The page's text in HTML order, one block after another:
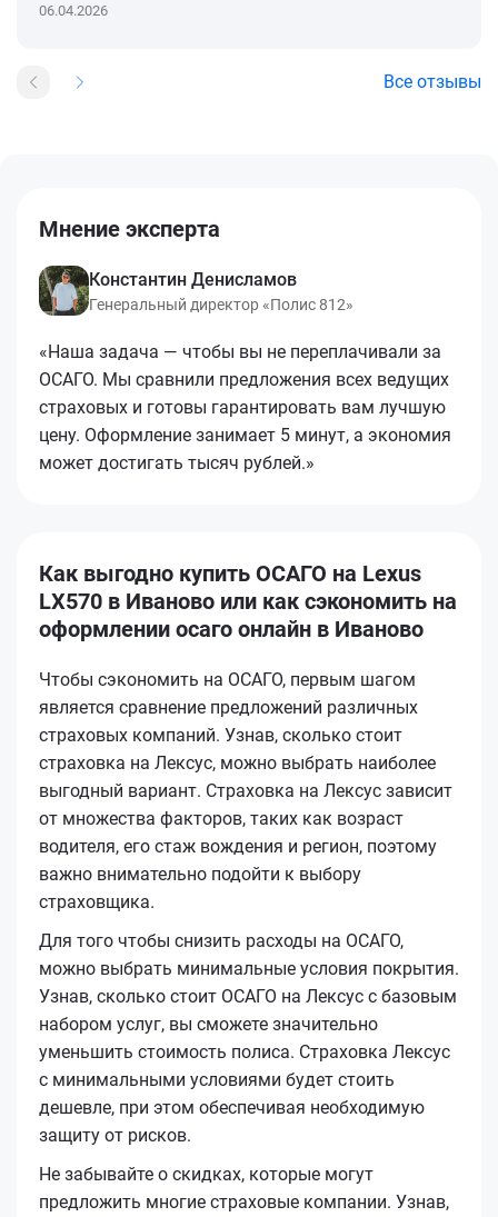
06.04.2026
Все отзывы
Мнение эксперта
Константин Денисламов
Генеральный директор «Полис 812»
«Наша задача — чтобы вы не переплачивали за
ОСАГО. Мы сравнили предложения всех ведущих
страховых и готовы гарантировать вам лучшую
цену. Оформление занимает 5 минут, а экономия
может достигать тысяч рублей.»
Как выгодно купить ОСАГО на Lexus
LX570 в Иваново или как сэкономить на
оформлении осаго онлайн в Иваново
Чтобы сэкономить на ОСАГО, первым шагом
является сравнение предложений различных
страховых компаний. Узнав, сколько стоит
страховка на Лексус, можно выбрать наиболее
выгодный вариант. Страховка на Лексус зависит
от множества факторов, таких как возраст
водителя, его стаж вождения и регион, поэтому
важно внимательно подойти к выбору
страховщика.
Для того чтобы снизить расходы на ОСАГО,
можно выбрать минимальные условия покрытия.
Узнав, сколько стоит ОСАГО на Лексус с базовым
набором услуг, вы сможете значительно
уменьшить стоимость полиса. Страховка Лексус
с минимальными условиями будет стоить
дешевле, при этом обеспечивая необходимую
защиту от рисков.
Не забывайте о скидках, которые могут
предложить многие страховые компании. Узнав,